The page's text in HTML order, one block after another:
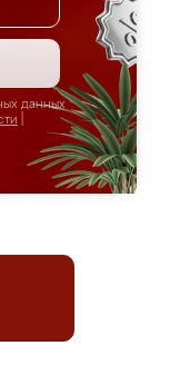
данных